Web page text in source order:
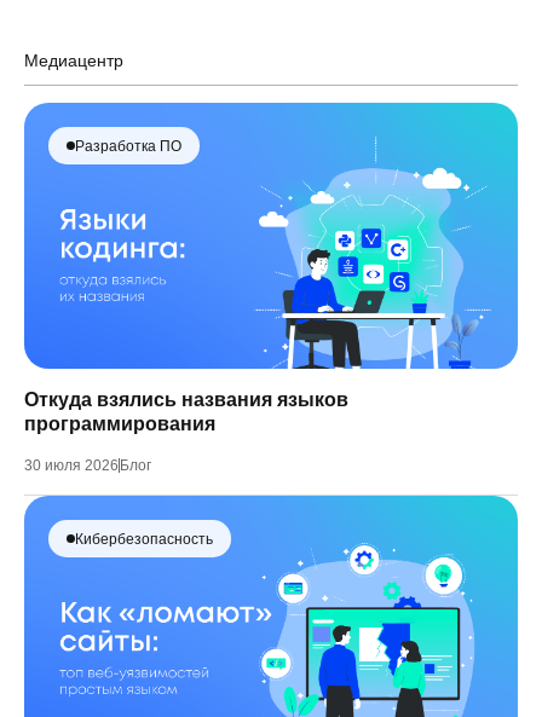
Медиацентр
Разработка ПО
Откуда взялись названия языков
программирования
30 июля 2026 Блог
Кибербезопасность